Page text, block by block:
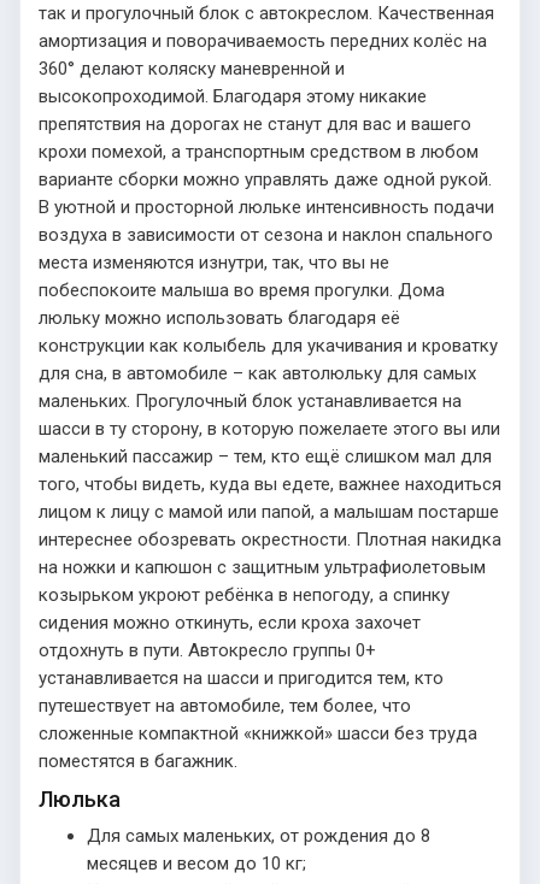
так и прогулочный блок с автокреслом. Качественная
амортизация и поворачиваемость передних колёс на
360° делают коляску маневренной и
высокопроходимой. Благодаря этому никакие
препятствия на дорогах не станут для вас и вашего
крохи помехой, а транспортным средством в любом
варианте сборки можно управлять даже одной рукой.
В уютной и просторной люльке интенсивность подачи
воздуха в зависимости от сезона и наклон спального
места изменяются изнутри, так, что вы не
побеспокоите малыша во время прогулки. Дома
люльку можно использовать благодаря её
конструкции как колыбель для укачивания и кроватку
для сна, в автомобиле – как автолюльку для самых
маленьких. Прогулочный блок устанавливается на
шасси в ту сторону, в которую пожелаете этого вы или
маленький пассажир – тем, кто ещё слишком мал для
того, чтобы видеть, куда вы едете, важнее находиться
лицом к лицу с мамой или папой, а малышам постарше
интереснее обозревать окрестности. Плотная накидка
на ножки и капюшон с защитным ультрафиолетовым
козырьком укроют ребёнка в непогоду, а спинку
сидения можно откинуть, если кроха захочет
отдохнуть в пути. Автокресло группы 0+
устанавливается на шасси и пригодится тем, кто
путешествует на автомобиле, тем более, что
сложенные компактной «книжкой» шасси без труда
поместятся в багажник.
Люлька
Для самых маленьких, от рождения до 8
месяцев и весом до 10 кг;